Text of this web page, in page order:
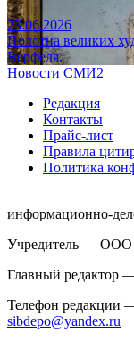
23.06.2026
Полотна великих
Верфеля.
Новости СМИ2
Редакция
Контакты
Прайс-лист
Правила
Политика
информационно-
Учредитель — ООО
Главный редактор
Телефон редакции
sibdepo@yandex.ru